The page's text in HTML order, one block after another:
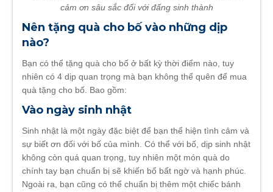
cảm ơn sâu sắc đối với đấng sinh thành
Nên tặng quà cho bố vào những dịp
nào?
Bạn có thể tặng quà cho bố ở bất kỳ thời điểm nào, tuy
nhiên có 4 dịp quan trọng mà bạn không thể quên để mua
quà tặng cho bố. Bao gồm:
Vào ngày sinh nhật
Sinh nhật là một ngày đặc biệt để bạn thể hiện tình cảm và
sự biết ơn đối với bố của mình. Có thể với bố, dịp sinh nhật
không còn quá quan trọng, tuy nhiên một món quà do
chính tay bạn chuẩn bị sẽ khiến bố bất ngờ và hạnh phúc.
Ngoài ra, bạn cũng có thể chuẩn bị thêm một chiếc bánh